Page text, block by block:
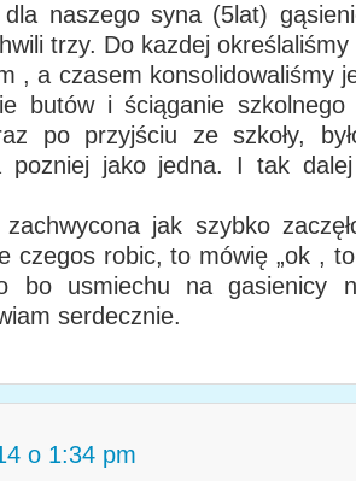
dla naszego syna (5lat)
trzy. Do kazdej
, a czasem konsolidowaliśmy
butów i ściąganie
po przyjściu ze szkoły,
pozniej jako jedna. I tak
jak szybko
czegos robic, to mówię „ok ,
bo usmiechu na gasienicy
serdecznie.
o 1:34 pm